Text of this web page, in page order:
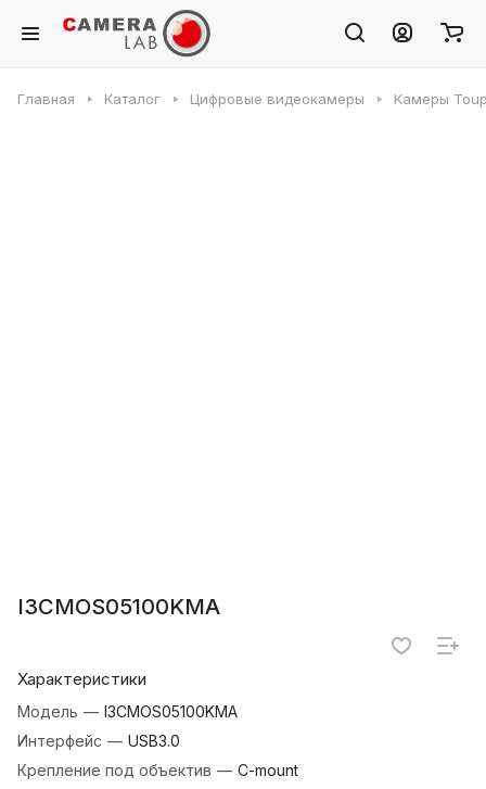
Главная Каталог Цифровые видеокамеры Камеры
I3CMOS05100KMA
Характеристики
Модель — I3CMOS05100KMA
Интерфейс — USB3.0
Крепление под объектив — C-mount